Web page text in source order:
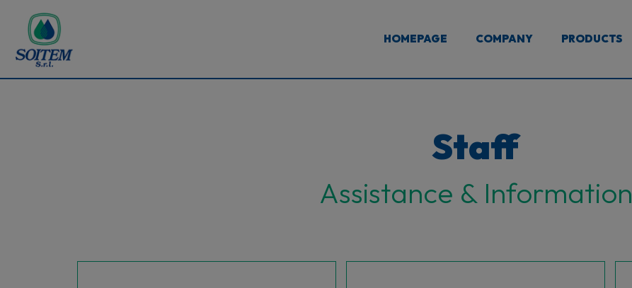
HOMEPAGE COMPANY PRODUCTS
Staff
Assistance & Information